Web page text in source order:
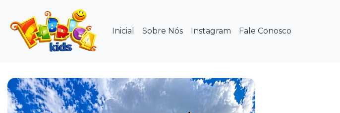
Inicial Sobre Nós Instagram Fale Conosco